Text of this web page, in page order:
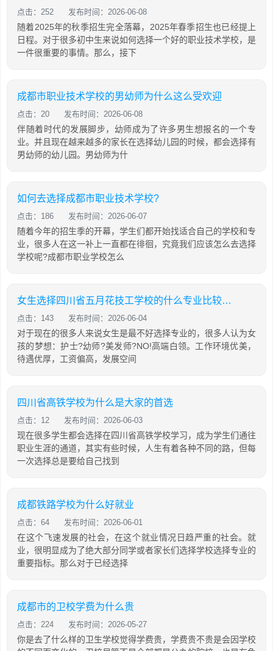
点击：252 发布时间：2026-06-08
随着2025年的秋季招生完全落幕，2025年春季招生也已经提上
日程。对于很多初中生来说如何选择一个好的职业技术学校，是
一件很重要的事情。那么，接下
成都市职业技术学校的男幼师为什么这么受欢迎
点击：20 发布时间：2026-06-08
伴随着时代的发展脚步，幼师成为了许多男生想报名的一个专
业。并且现在越来越多的家长在选择幼儿园的时候，都会选择有
男幼师的幼儿园。男幼师为什
如何去选择成都市职业技术学校?
点击：186 发布时间：2026-06-07
随着今年的招生季的开幕，学生们都开始找适合自己的学校和专
业，很多人在这一补上一直都在徘徊，究竟我们应该怎么去选择
学校呢?成都市职业学校怎么
女生选择四川省五月花技工学校的什么专业比较好?
点击：143 发布时间：2026-06-04
对于现在的很多人来说女生是最不好选择专业的，很多人认为女
孩的梦想：护士?幼师?美发师?NO!高端白领。工作环境优美，
待遇优厚，工资偏高，发展空间
四川省高铁学校为什么是大家的首选
点击：12 发布时间：2026-06-03
现在很多学生都会选择在四川省高铁学校学习，成为学生们通往
职业生涯的通道，其实有些时候，人生有着各种不同的路，但每
一次选择总是要给自己找到
成都铁路学校为什么好就业
点击：64 发布时间：2026-06-01
在这个飞速发展的社会，在这个就业情况日趋严重的社会。就
业，很明显成为了绝大部分同学或者家长们选择学校选择专业的
重要指标。那么对于已经选择
成都市的卫校学费为什么贵
点击：224 发布时间：2026-05-27
你是去了什么样的卫生学校觉得学费贵，学费贵不贵是会因学校